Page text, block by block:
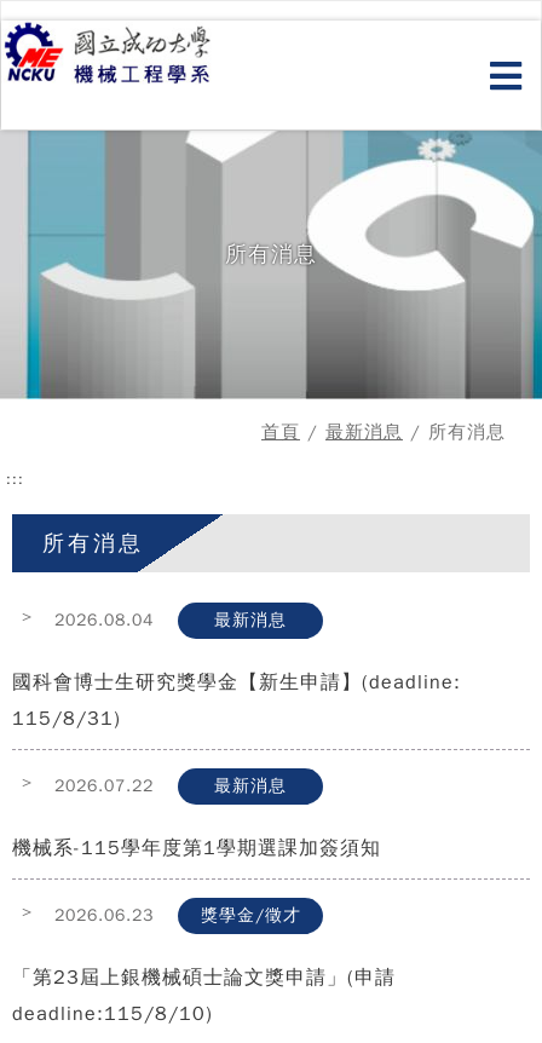
跳
到
主
要
容
所有消息
首頁 / 最新消息 / 所有消息
:::
所有消息
> 2026.08.04 最新消息
國科會博士生研究獎學金【新生申請】(deadline:
115/8/31)
> 2026.07.22 最新消息
機械系-115學年度第1學期選課加簽須知
> 2026.06.23 獎學金/徵才
「第23屆上銀機械碩士論文獎申請」(申請
deadline:115/8/10)